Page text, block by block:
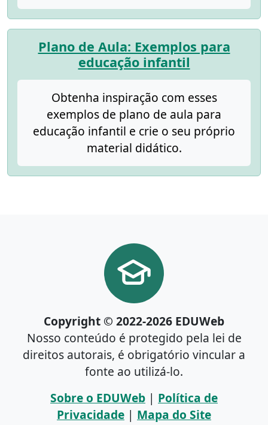
Plano de Aula: Exemplos para
educação infantil
Obtenha inspiração com esses
exemplos de plano de aula para
educação infantil e crie o seu próprio
material didático.
Copyright © 2022-2026 EDUWeb
Nosso conteúdo é protegido pela lei de
direitos autorais, é obrigatório vincular a
fonte ao utilizá-lo.
Sobre o EDUWeb | Política de
Privacidade | Mapa do Site